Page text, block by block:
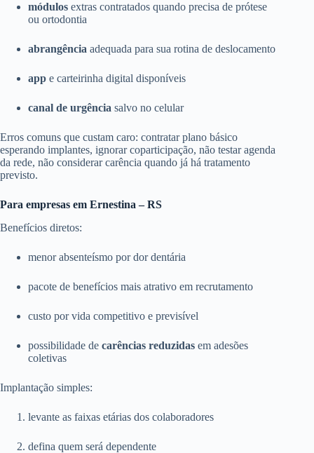
módulos extras contratados quando precisa de prótese
ou ortodontia
abrangência adequada para sua rotina de deslocamento
app e carteirinha digital disponíveis
canal de urgência salvo no celular
Erros comuns que custam caro: contratar plano básico
esperando implantes, ignorar coparticipação, não testar agenda
da rede, não considerar carência quando já há tratamento
previsto.
Para empresas em Ernestina – RS
Benefícios diretos:
menor absenteísmo por dor dentária
pacote de benefícios mais atrativo em recrutamento
custo por vida competitivo e previsível
possibilidade de carências reduzidas em adesões
coletivas
Implantação simples:
levante as faixas etárias dos colaboradores
defina quem será dependente